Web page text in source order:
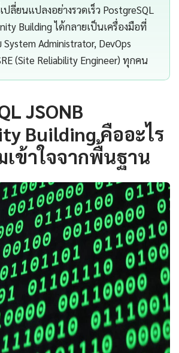
ลี่ยนแปลงอย่างรวดเร็ว PostgreSQL
Building ได้กลายเป็นเครื่องมือที่
Administrator, DevOps
(Site Reliability Engineer) ทุกคน
JSONB
Building คืออะไร
ข้าใจจากพื้นฐาน